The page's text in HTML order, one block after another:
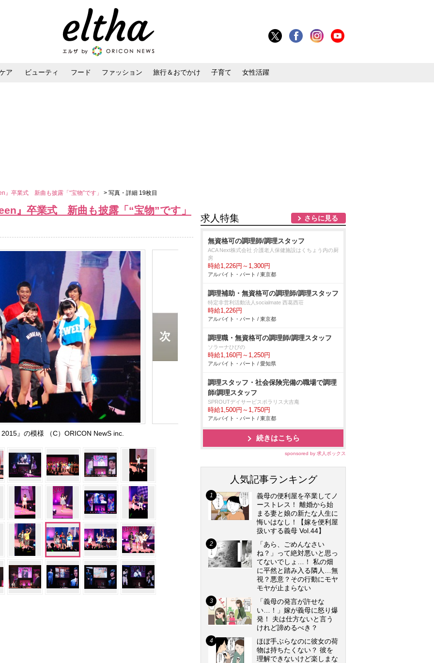
ア ビューティ フード ファッション 旅行＆おでかけ 子育て 女性活躍
』卒業式 新曲も披露「“宝物”です」 > 写真・詳細 19枚目
』卒業式 新曲も披露「“宝物”です」
』の模様 （C）ORICON NewS inc.
求人特集 さらに見る
無資格可の調理師/調理スタッフ
ACA Next株式会社 介護老人保健施設はくちょう内の厨
房
時給1,226円～1,300円
アルバイト・パート / 東京都
調理補助・無資格可の調理師/調理スタッフ
特定非営利活動法人socialmate 西葛西荘
時給1,226円
アルバイト・パート / 東京都
調理職・無資格可の調理師/調理スタッフ
ソラーナひびの
時給1,160円～1,250円
アルバイト・パート / 愛知県
調理スタッフ・社会保険完備の職場で調理
師/調理スタッフ
SPROUTデイサービスポラリス大吉庵
時給1,500円～1,750円
アルバイト・パート / 東京都
続きはこちら
sponsored by 求人ボックス
人気記事ランキング
義母の便利屋を卒業してノ
ーストレス！ 離婚から始
まる妻と娘の新たな人生に
悔いはなし！【嫁を便利屋
扱いする義母 Vol.44】
「あら、ごめんなさい
ね？」って絶対悪いと思っ
てないでしょ…！ 私の畑
に平然と踏み入る隣人…無
視？悪意？その行動にモヤ
モヤが止まらない
「義母の発言が許せな
い…！」嫁が義母に怒り爆
発！ 夫は仕方ないと言う
けれど諦めるべき？
ほぼ手ぶらなのに彼女の荷
物は持ちたくない？ 彼を
理解できないけど楽しまな